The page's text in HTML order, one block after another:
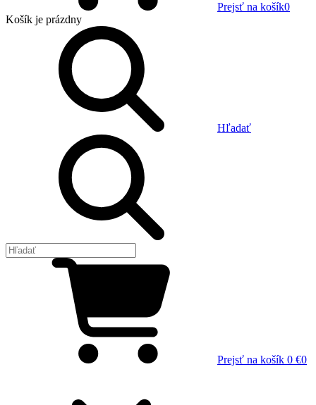
Prejsť na košík0
Košík je prázdny
Hľadať
Prejsť na košík 0 €0